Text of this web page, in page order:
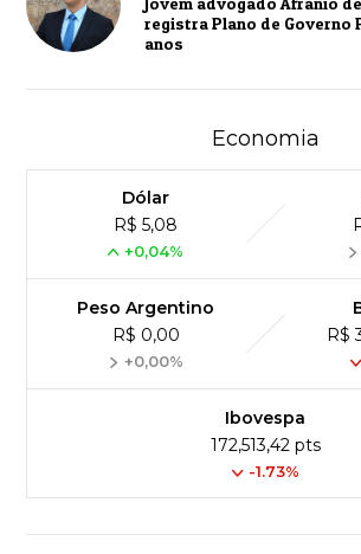
registra Plano de Governo
anos
Economia
Dólar
R$ 5,08
+0,04%
Peso Argentino
R$ 0,00
+0,00%
R$
Ibovespa
172,513,42 pts
-1.73%